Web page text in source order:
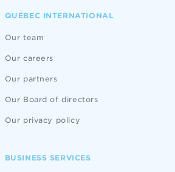
QUÉBEC INTERNATIONAL
Our team
Our careers
Our partners
Our Board of directors
Our privacy policy
BUSINESS SERVICES